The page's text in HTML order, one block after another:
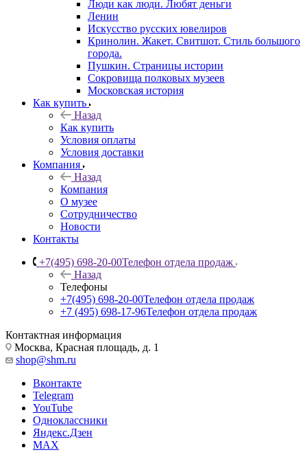
Люди как люди. Любят деньги
Ленин
Искусство русских ювелиров
Кринолин. Жакет. Свитшот. Стиль большого
города.
Пушкин. Страницы истории
Сокровища полковых музеев
Московская история
Как купить
Назад
Как купить
Условия оплаты
Условия доставки
Компания
Назад
Компания
О музее
Сотрудничество
Новости
Контакты
+7(495) 698-20-00Телефон отдела продаж
Назад
Телефоны
+7(495) 698-20-00Телефон отдела продаж
+7 (495) 698-17-96Телефон отдела продаж
Контактная информация
Москва, Красная площадь, д. 1
shop@shm.ru
Вконтакте
Telegram
YouTube
Одноклассники
Яндекс.Дзен
MAX